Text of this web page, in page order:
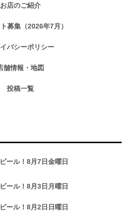
お店のご紹介
募集（2026年7月）
バシーポリシー
舗情報・地図
投稿一覧
ール！8月7日金曜日
ール！8月3日月曜日
ール！8月2日日曜日